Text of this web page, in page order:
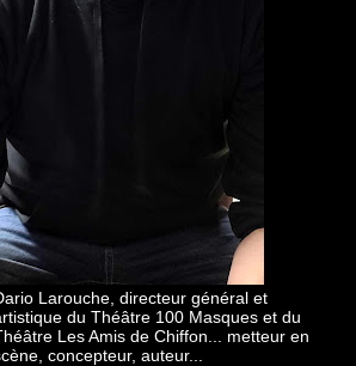
Larouche, directeur général et
du Théâtre 100 Masques et du
Les Amis de Chiffon... metteur en
concepteur, auteur...